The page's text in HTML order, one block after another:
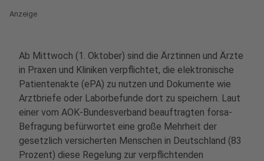
Anzeige
Ab Mittwoch (1. Oktober) sind die Ärztinnen und Ärzte
in Praxen und Kliniken verpflichtet, die elektronische
Patientenakte (ePA) zu nutzen und Dokumente wie
Arztbriefe oder Laborbefunde dort zu speichern. Laut
einer vom AOK-Bundesverband beauftragten forsa-
Befragung befürwortet eine große Mehrheit der
gesetzlich versicherten Menschen in Deutschland (83
Prozent) diese Regelung zur verpflichtenden